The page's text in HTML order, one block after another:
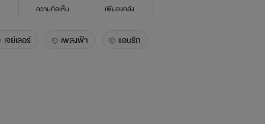
ความคิดเห็น เพิ่มลงคลัง
เจย์เลอร์ เพลงฟ้า แอบรัก